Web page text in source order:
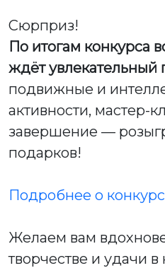
Сюрприз!
По итогам конкурса
ждёт увлекательный
подвижные и
активности, мастер-
завершение —
подарков!
Подробнее о
Желаем вам
творчестве и удачи в